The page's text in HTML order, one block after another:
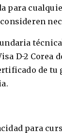
para
D-2 Corea
de
para